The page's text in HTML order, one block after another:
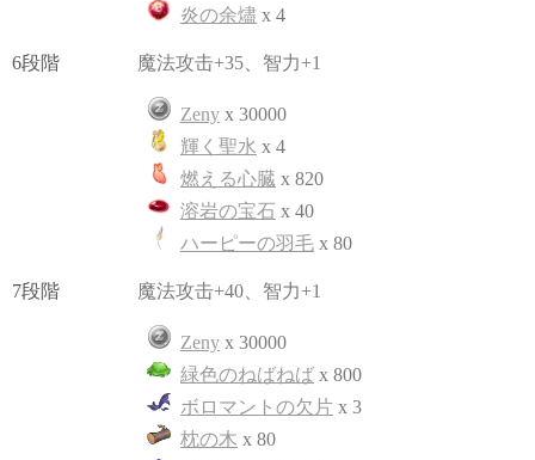
炎の余燼 x 4
6段階 魔法攻击+35、智力+1
Zeny x 30000
輝く聖水 x 4
燃える心臓 x 820
溶岩の宝石 x 40
ハーピーの羽毛 x 80
7段階 魔法攻击+40、智力+1
Zeny x 30000
緑色のねばねば x 800
ボロマントの欠片 x 3
枕の木 x 80